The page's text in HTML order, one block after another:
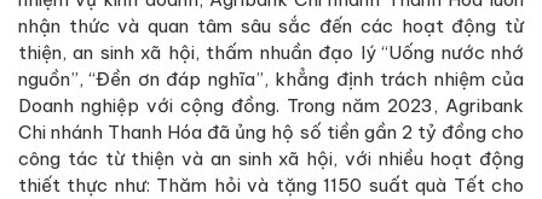
nhận thức và quan tâm sâu sắc đến các hoạt động từ
thiện, an sinh xã hội, thấm nhuần đạo lý “Uống nước nhớ
nguồn”, “Đền ơn đáp nghĩa”, khẳng định trách nhiệm của
Doanh nghiệp với cộng đồng. Trong năm 2023, Agribank
Chi nhánh Thanh Hóa đã ủng hộ số tiền gần 2 tỷ đồng cho
công tác từ thiện và an sinh xã hội, với nhiều hoạt động
thiết thực như: Thăm hỏi và tặng 1150 suất quà Tết cho